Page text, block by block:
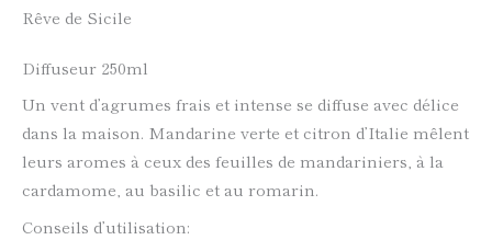
Rêve de Sicile
Diffuseur 250ml
Un vent d’agrumes frais et intense se diffuse avec délice
dans la maison. Mandarine verte et citron d’Italie mêlent
leurs aromes à ceux des feuilles de mandariniers, à la
cardamome, au basilic et au romarin.
Conseils d’utilisation: